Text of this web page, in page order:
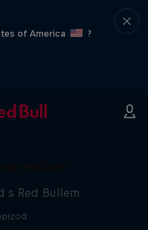
of America
?
s Red Bullem